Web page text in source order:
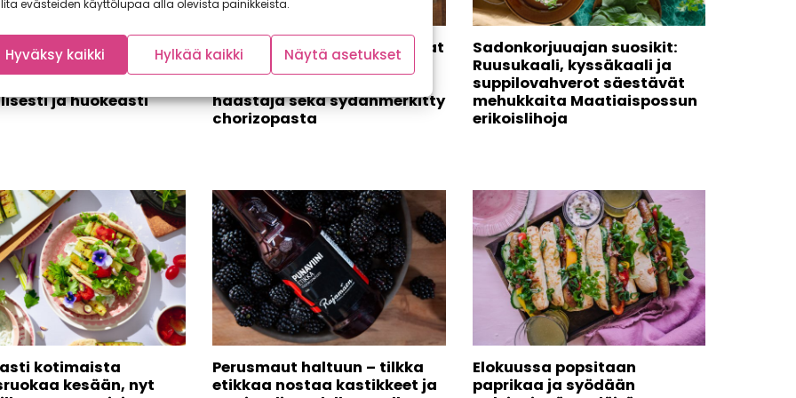
evästeiden käyttölupaa alla olevista painikkeista.
Hyväksy kaikki Hylkää kaikki Näytä asetukset
ja huokeasti
Helpot ja herkulliset arkiruoat
syksyyn: bibimbap
haastaja sekä sydänmerkitty
chorizopasta
Sadonkorjuuajan suosikit:
Ruusukaali, kyssäkaali ja
suppilovahverot säestävät
mehukkaita Maatiaispossun
erikoislihoja
kotimaista
kesään, nyt
Perusmaut haltuun – tilkka
etikkaa nostaa kastikkeet ja
Elokuussa popsitaan
paprikaa ja syödään